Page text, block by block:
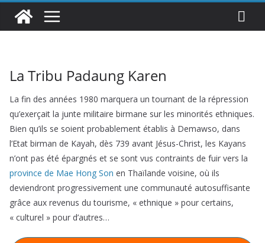
La Tribu Padaung Karen
La fin des années 1980 marquera un tournant de la répression
qu’exerçait la junte militaire birmane sur les minorités ethniques.
Bien qu’ils se soient probablement établis à Demawso, dans
l’Etat birman de Kayah, dès 739 avant Jésus-Christ, les Kayans
n’ont pas été épargnés et se sont vus contraints de fuir vers la
province de Mae Hong Son en Thaïlande voisine, où ils
deviendront progressivement une communauté autosuffisante
grâce aux revenus du tourisme, « ethnique » pour certains,
« culturel » pour d’autres…